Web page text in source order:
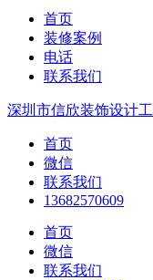
首页
装修案例
电话
联系我们
深圳市信欣装饰设计
首页
微信
联系我们
13682570609
首页
微信
联系我们